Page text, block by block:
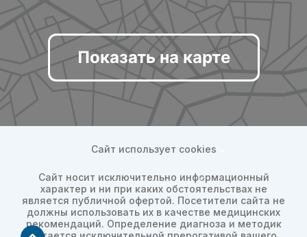
Показать на карте
Сайт использует cookies
Сайт носит исключительно информационный
характер и ни при каких обстоятельствах не
является публичной офертой. Посетители сайта не
должны использовать их в качестве медицинских
рекомендаций. Определение диагноза и методик